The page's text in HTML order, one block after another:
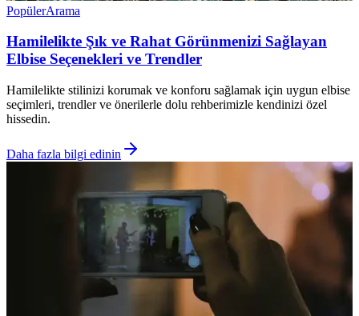
PopülerArama
Hamilelikte Şık ve Rahat Görünmenizi Sağlayan
Elbise Seçenekleri ve Trendler
Hamilelikte stilinizi korumak ve konforu sağlamak için uygun elbise
seçimleri, trendler ve önerilerle dolu rehberimizle kendinizi özel
hissedin.
Daha fazla bilgi edinin